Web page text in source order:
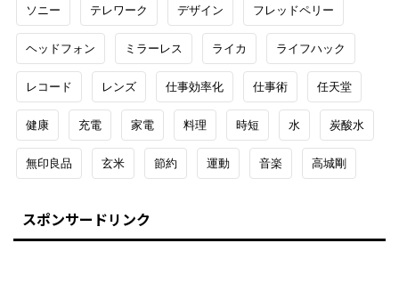
ソニー テレワーク デザイン フレッドペリー
ヘッドフォン ミラーレス ライカ ライフハック
レコード レンズ 仕事効率化 仕事術 任天堂
健康 充電 家電 料理 時短 水 炭酸水
無印良品 玄米 節約 運動 音楽 高城剛
スポンサードリンク